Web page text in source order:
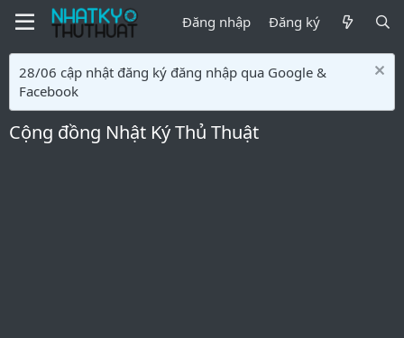
Đăng nhập Đăng ký
28/06 cập nhật đăng ký đăng nhập qua Google &
Facebook
Cộng đồng Nhật Ký Thủ Thuật